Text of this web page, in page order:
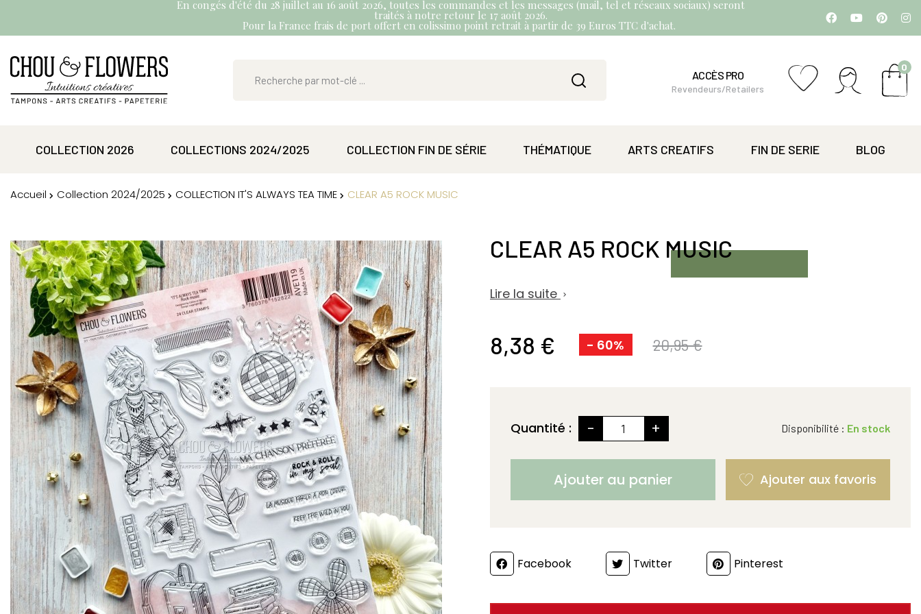
En congés d'été du 28 juillet au 16 août 2026, toutes les commandes et les messages (mail, tel et réseaux sociaux) seront
traités à notre retour le 17 août 2026.
Pour la France frais de port offert en colissimo point retrait à partir de 39 Euros TTC d'achat.
ACCÈS PRO
Revendeurs/Retailers
0
COLLECTION 2026 COLLECTIONS 2024/2025 COLLECTION FIN DE SÉRIE THÉMATIQUE ARTS CREATIFS FIN DE SERIE BLOG
Accueil Collection 2024/2025 COLLECTION IT'S ALWAYS TEA TIME CLEAR A5 ROCK MUSIC
CLEAR A5 ROCK MUSIC
Lire la suite 
8,38 € - 60% 20,95 €
Quantité : - + Disponibilité : En stock
Ajouter au panier
PartagerFacebook Twitter Pinterest